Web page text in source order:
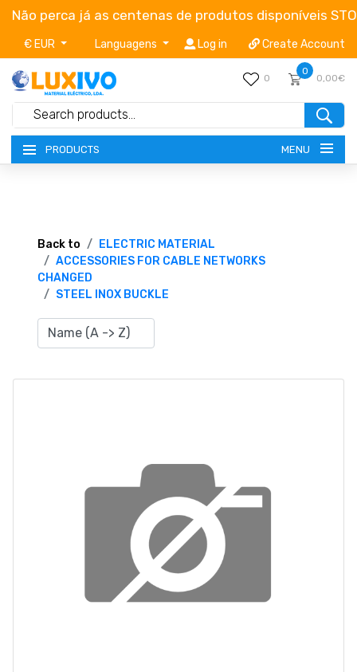
Não perca já as centenas de produtos disponíveis
€ EUR Languagens Log in Create Account
0
0
0,00€
PRODUCTS MENU
TERMS OF SERVICE
CATALOGUES
CAMPAIGNS
Back to
ELECTRIC MATERIAL
ACCESSORIES FOR CABLE NETWORKS
CHANGED
STEEL INOX BUCKLE